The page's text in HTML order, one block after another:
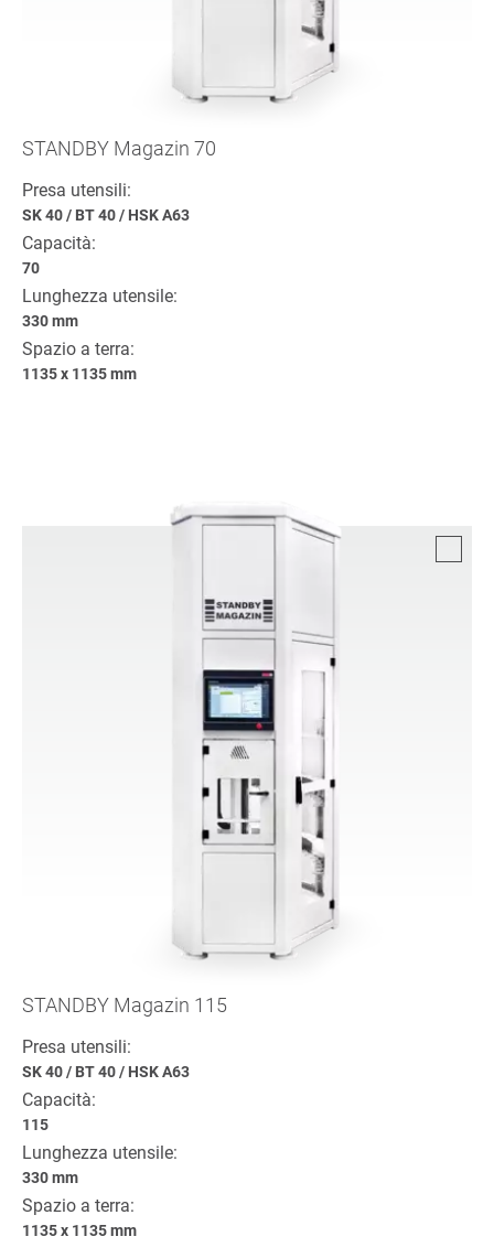
STANDBY Magazin 70
Presa utensili:
SK 40/ BT 40/ HSK A63
Capacità:
70
Lunghezza utensile:
330 mm
Spazio a terra:
1135 x 1135 mm
STANDBY Magazin 115
Presa utensili:
SK 40/ BT 40/ HSK A63
Capacità:
115
Lunghezza utensile:
330 mm
Spazio a terra:
1135 x 1135 mm